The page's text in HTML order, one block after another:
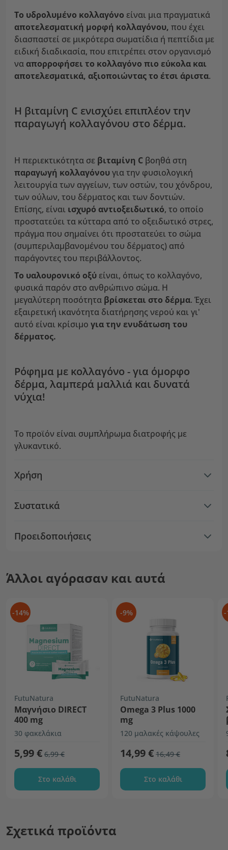
Το υδρολυμένο κολλαγόνο είναι μια πραγματικά
αποτελεσματική μορφή κολλαγόνου, που έχει
διασπαστεί σε μικρότερα σωματίδια ή πεπτίδια με
ειδική διαδικασία, που επιτρέπει στον οργανισμό
να απορροφήσει το κολλαγόνο πιο εύκολα και
αποτελεσματικά, αξιοποιώντας το έτσι άριστα.
Η βιταμίνη C ενισχύει επιπλέον την
παραγωγή κολλαγόνου στο δέρμα.
Η περιεκτικότητα σε βιταμίνη C βοηθά στη
παραγωγή κολλαγόνουγια την φυσιολογική
λειτουργία των αγγείων, των οστών, του χόνδρου,
των ούλων, του δέρματος και των δοντιών.
Επίσης, είναι ισχυρό αντιοξειδωτικό, το οποίο
προστατεύει τα κύτταρα από το οξειδωτικό στρες,
πράγμα που σημαίνει ότι προστατεύει το σώμα
(συμπεριλαμβανομένου του δέρματος) από
παράγοντες του περιβάλλοντος.
Το υαλουρονικό οξύ είναι, όπως το κολλαγόνο,
φυσικά παρόν στο ανθρώπινο σώμα. Η
μεγαλύτερη ποσότητα βρίσκεται στο δέρμα. Έχει
εξαιρετική ικανότητα διατήρησης νερού και γι'
αυτό είναι κρίσιμο για την ενυδάτωση του
δέρματος.
Ρόφημα με κολλαγόνο - για όμορφο
δέρμα, λαμπερά μαλλιά και δυνατά
νύχια!
Το προϊόν είναι συμπλήρωμα διατροφής με
γλυκαντικό.
Χρήση
Συστατικά
Προειδοποιήσεις
Άλλοι αγόρασαν και αυτά
-14%
FutuNatura
Μαγνήσιο DIRECT
400 mg
30 φακελάκια
5,99 € 6,99 €
Στο καλάθι
-9%
FutuNatura
Omega 3 Plus 1000
mg
120 μαλακές κάψουλες
14,99 € 16,49 €
Στο καλάθι
-
Σχετικά προϊόντα